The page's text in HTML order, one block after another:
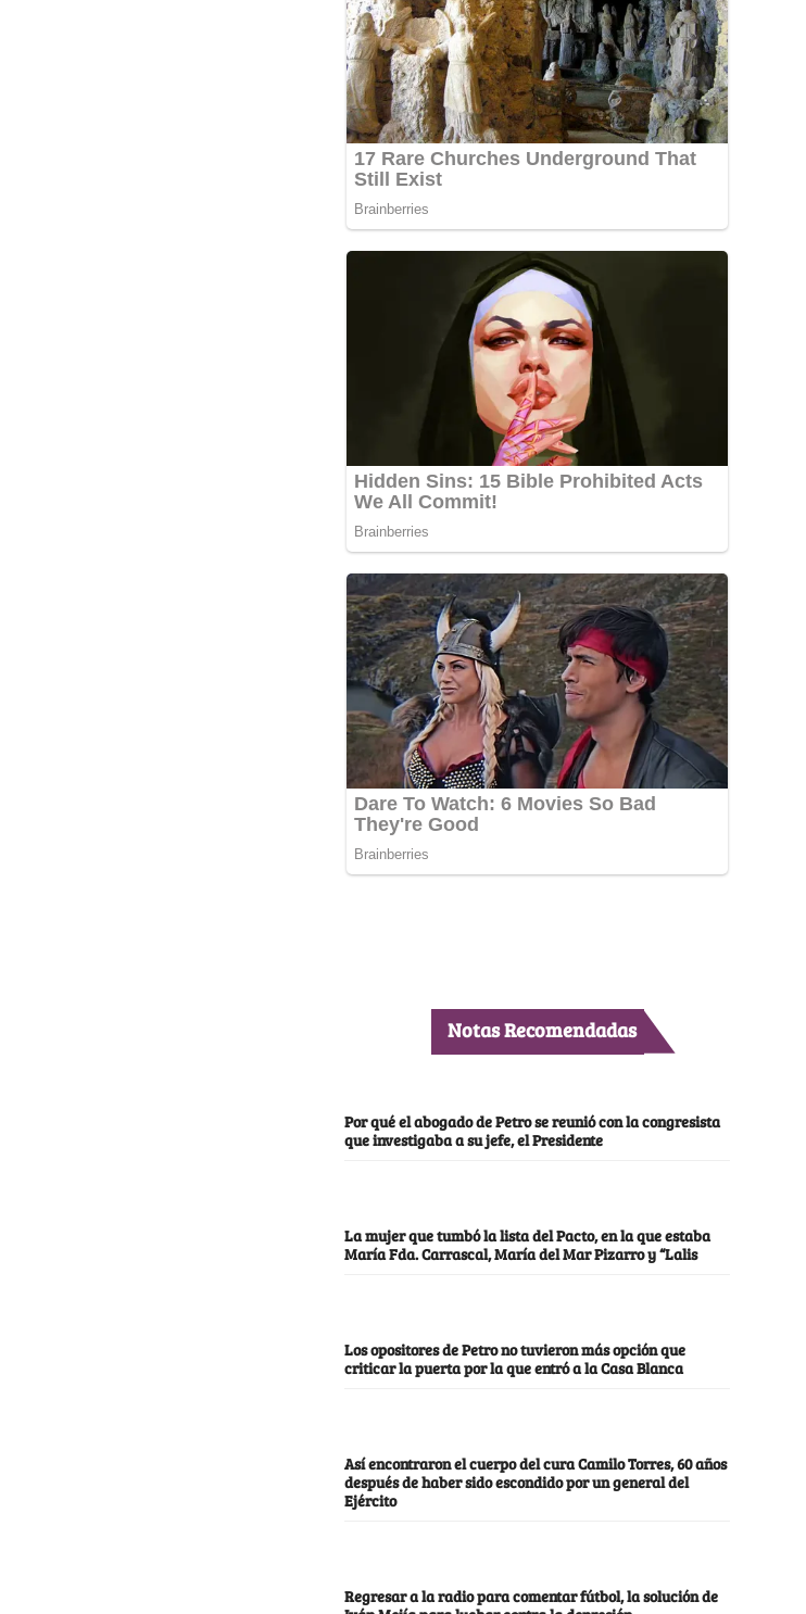
Notas Recomendadas
Por qué el abogado de Petro se reunió con la congresista
que investigaba a su jefe, el Presidente
La mujer que tumbó la lista del Pacto, en la que estaba
María Fda. Carrascal, María del Mar Pizarro y “Lalis
Los opositores de Petro no tuvieron más opción que
criticar la puerta por la que entró a la Casa Blanca
Así encontraron el cuerpo del cura Camilo Torres, 60 años
después de haber sido escondido por un general del
Ejército
Regresar a la radio para comentar fútbol, la solución de